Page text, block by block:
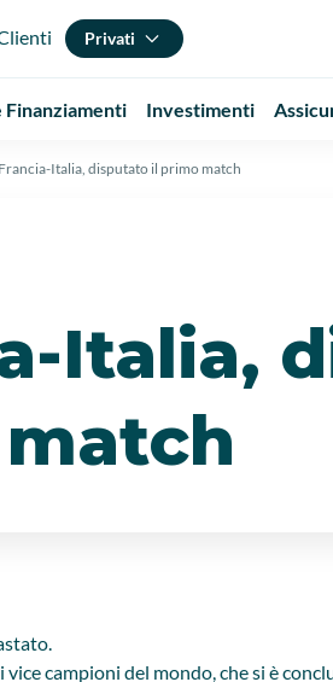
Privati
Finanziamenti Investimenti
Francia-Italia, disputato il primo match
Italia,
campioni del mondo, che si è